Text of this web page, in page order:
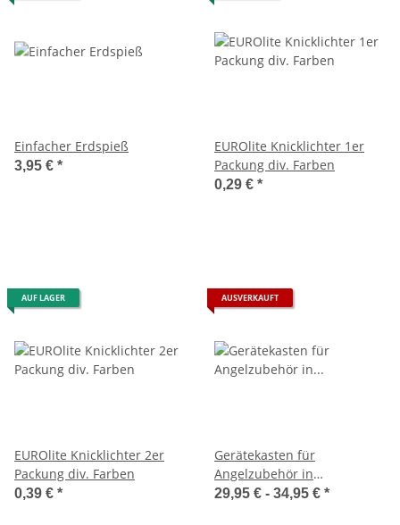
Einfacher Erdspieß
3,95 € *
EUROlite Knicklichter 1er
Packung div. Farben
0,29 € *
AUF LAGER
EUROlite Knicklichter 2er
Packung div. Farben
0,39 € *
AUSVERKAUFT
Gerätekasten für
Angelzubehör in
verschiedenen
29,95 € - 34,95 € *